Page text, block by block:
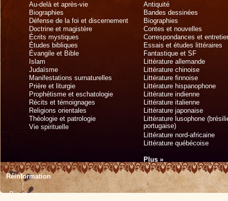
Au-delà et après-vie
Biographies
Défense de la foi et discernement
Doctrine et magistère
Écrits mystiques
Études bibliques
Évangile et Bible
Islam
Judaïsme
Manifestations surnaturelles
Prière et liturgie
Prophétisme et eschatologie
Récits et témoignages
Religions orientales
Théologie et patrologie
Vie spirituelle
Antiquité
Bandes dessinées
Biographies
Contes et nouvelles
Correspondances et
Essais et études littéraires
Fantastique et SF
Littérature allemande
Littérature chinoise
Littérature finnoise
Littérature hispanophone
Littérature indienne
Littérature italienne
Littérature japonaise
Littérature lusophone
portugaise)
Littérature nord-africaine
Littérature québécoise
Plus »
Réinformation
Bioéthique